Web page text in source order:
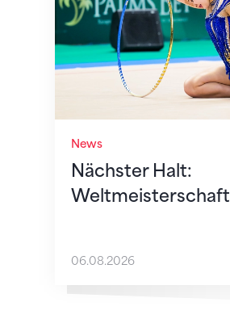
News
Nächster Halt:
Weltmeisterschaft
06.08.2026